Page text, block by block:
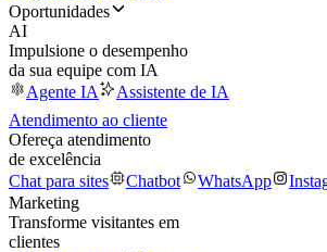
Oportunidades
AI
Impulsione o desempenho
da sua equipe com IA
Agente IA
Assistente de IA
Atendimento ao cliente
Ofereça atendimento
de excelência
Chat para sites
Chatbot WhatsApp
Marketing
Transforme visitantes em
clientes